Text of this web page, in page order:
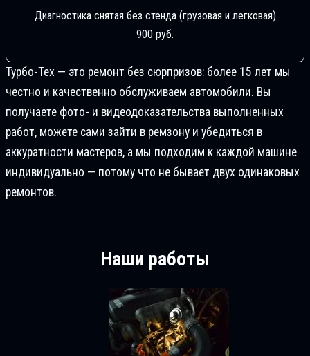
Диагностика снятая без стенда (грузовая и легковая)
900 руб.
Турбо-Тех — это ремонт без сюрпризов: более 15 лет мы
честно и качественно обслуживаем автомобили. Вы
получаете фото- и видеодоказательства выполненных
работ, можете сами зайти в ремзону и убедиться в
аккуратности мастеров, а мы подходим к каждой машине
индивидуально — потому что не бывает двух одинаковых
ремонтов.
Наши работы